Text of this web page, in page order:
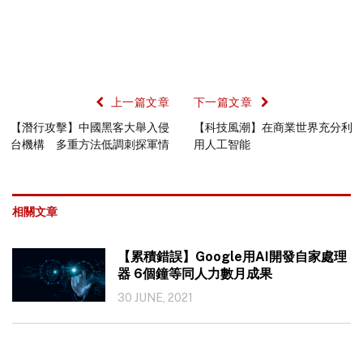
上一篇文章
【潛行攻擊】中國黑客大舉入侵
台機構 多重方法低調刺探軍情
下一篇文章
【科技風潮】在商業世界充分利
用人工智能
相關文章
【累積錯誤】Google用AI開發自家處理
器 6個鐘等同人力數月成果
30 JUNE, 2021